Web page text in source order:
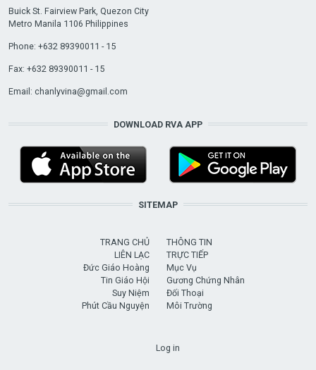
Buick St. Fairview Park, Quezon City
Metro Manila 1106 Philippines
Phone: +632 89390011 - 15
Fax: +632 89390011 - 15
Email: chanlyvina@gmail.com
DOWNLOAD RVA APP
SITEMAP
TRANG CHỦ
LIÊN LẠC
Đức Giáo Hoàng
Tin Giáo Hội
Suy Niệm
Phút Cầu Nguyện
THÔNG TIN
TRỰC TIẾP
Mục Vụ
Gương Chứng Nhân
Đối Thoại
Môi Trường
Log in